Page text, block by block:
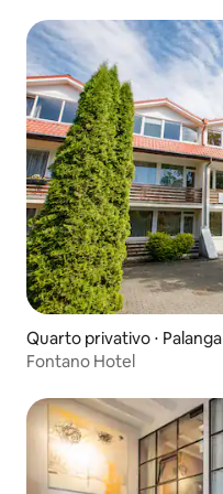
Quarto privativo ⋅ Palanga
Fontano Hotel